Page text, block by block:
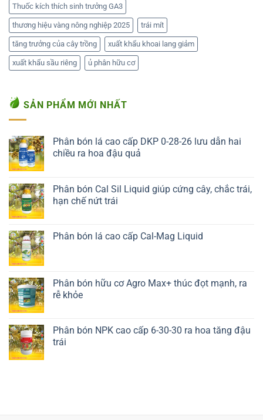
Thuốc kích thích sinh trưởng GA3
thương hiệu vàng nông nghiệp 2025 trái mít
tăng trưởng của cây trồng xuất khẩu khoai lang giảm
xuất khẩu sầu riêng ủ phân hữu cơ
SẢN PHẨM MỚI NHẤT
Phân bón lá cao cấp DKP 0-28-26 lưu dẫn hai
chiều ra hoa đậu quả
Phân bón Cal Sil Liquid giúp cứng cây, chắc trái,
hạn chế nứt trái
Liên hệ ngay
Phân bón lá cao cấp Cal-Mag Liquid
Phân bón hữu cơ Agro Max+ thúc đọt mạnh, ra
rễ khỏe
Phân bón NPK cao cấp 6-30-30 ra hoa tăng đậu
trái